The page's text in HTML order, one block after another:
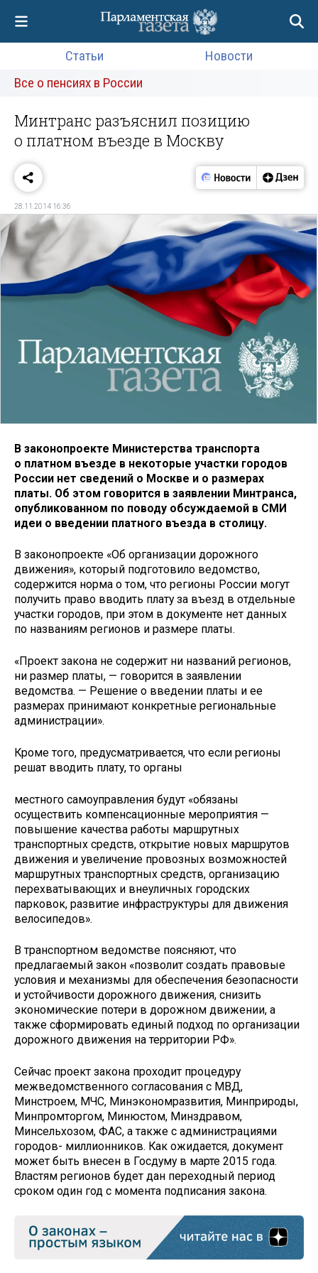
Статьи
Новости
Все о пенсиях в России
Минтранс разъяснил позицию
о платном въезде в Москву
28.11.2014 16:36
В законопроекте Министерства транспорта
о платном въезде в некоторые участки городов
России нет сведений о Москве и о размерах
платы. Об этом говорится в заявлении Минтранса,
опубликованном по поводу обсуждаемой в СМИ
идеи о введении платного въезда в столицу.
В законопроекте «Об организации дорожного
движения», который подготовило ведомство,
содержится норма о том, что регионы России могут
получить право вводить плату за въезд в отдельные
участки городов, при этом в документе нет данных
по названиям регионов и размере платы.
«Проект закона не содержит ни названий регионов,
ни размер платы, — говорится в заявлении
ведомства. — Решение о введении платы и ее
размерах принимают конкретные региональные
администрации».
Кроме того, предусматривается, что если регионы
решат вводить плату, то органы
местного самоуправления будут «обязаны
осуществить компенсационные мероприятия —
повышение качества работы маршрутных
транспортных средств, открытие новых маршрутов
движения и увеличение провозных возможностей
маршрутных транспортных средств, организацию
перехватывающих и внеуличных городских
парковок, развитие инфраструктуры для движения
велосипедов».
В транспортном ведомстве поясняют, что
предлагаемый закон «позволит создать правовые
условия и механизмы для обеспечения безопасности
и устойчивости дорожного движения, снизить
экономические потери в дорожном движении, а
также сформировать единый подход по организации
дорожного движения на территории РФ».
Сейчас проект закона проходит процедуру
межведомственного согласования с МВД,
Минстроем, МЧС, Минэкономразвития, Минприроды,
Минпромторгом, Минюстом, Минздравом,
Минсельхозом, ФАС, а также с администрациями
городов- миллионников. Как ожидается, документ
может быть внесен в Госдуму в марте 2015 года.
Властям регионов будет дан переходный период
сроком один год с момента подписания закона.